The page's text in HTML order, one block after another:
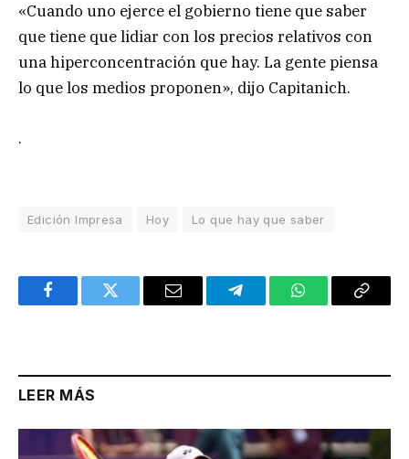
«Cuando uno ejerce el gobierno tiene que saber
que tiene que lidiar con los precios relativos con
una hiperconcentración que hay. La gente piensa
lo que los medios proponen», dijo Capitanich.
.
Edición Impresa Hoy Lo que hay que saber
FacebookTwitter Email TelegramWhatsAppCopy
LEER MÁS